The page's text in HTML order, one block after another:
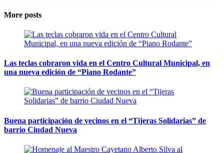
More posts
Las teclas cobraron vida en el Centro Cultural Municipal, en
una nueva edición de “Piano Rodante”
Buena participación de vecinos en el “Tijeras Solidarias” de
barrio Ciudad Nueva